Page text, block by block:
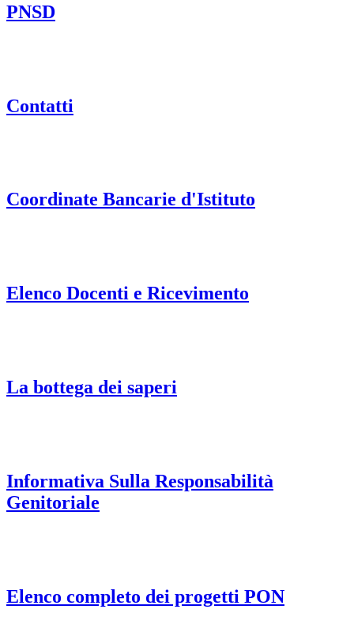
PNSD
Contatti
Coordinate Bancarie d'Istituto
Elenco Docenti e Ricevimento
La bottega dei saperi
Informativa Sulla Responsabilità
Genitoriale
Elenco completo dei progetti PON